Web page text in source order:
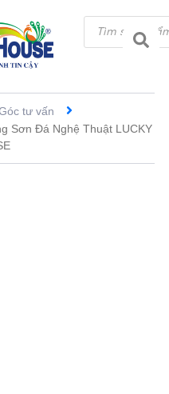
tư vấn
Sơn Đá Nghệ Thuật LUCKY